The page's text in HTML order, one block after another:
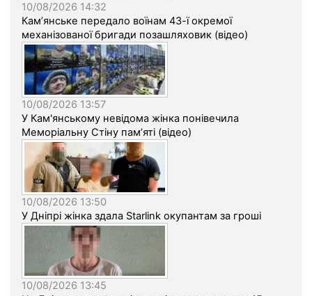
10/08/2026 14:32
Кам’янське передало воїнам 43-ї окремої
механізованої бригади позашляховик (відео)
10/08/2026 13:57
У Кам'янському невідома жінка понівечила
Меморіальну Стіну пам’яті (відео)
10/08/2026 13:50
У Дніпрі жінка здала Starlink окупантам за гроші
10/08/2026 13:45